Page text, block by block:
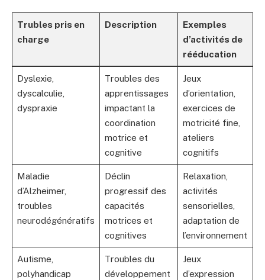
Trubles pris en
charge
Description
Exemples
d’activités de
rééducation
Dyslexie,
dyscalculie,
dyspraxie
Troubles des
apprentissages
impactant la
coordination
motrice et
cognitive
Jeux
d’orientation,
exercices de
motricité fine,
ateliers
cognitifs
Maladie
d’Alzheimer,
troubles
neurodégénératifs
Déclin
progressif des
capacités
motrices et
cognitives
Relaxation,
activités
sensorielles,
adaptation de
l’environnement
Autisme,
polyhandicap
Troubles du
développement
Jeux
d’expression